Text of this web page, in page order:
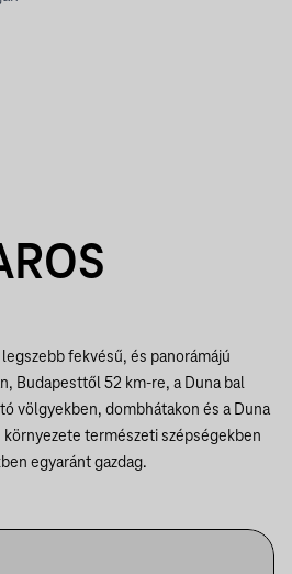
fekvésű, és panorámájú
Budapesttől 52 km-re, a Duna bal
völgyekben, dombhátakon és a Duna
környezete természeti szépségekben
egyaránt gazdag.